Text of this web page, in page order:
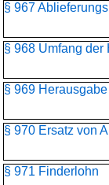
§ 967
§ 968 Umfang der
§ 969
§ 970 Ersatz von
§ 971 Finderlohn